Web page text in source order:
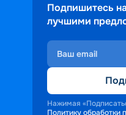
Подпишитесь
лучшими
Нажимая
Политику обработки